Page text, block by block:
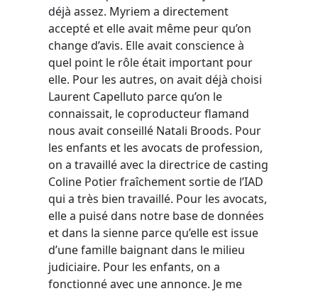
déjà assez. Myriem a directement
accepté et elle avait même peur qu’on
change d’avis. Elle avait conscience à
quel point le rôle était important pour
elle. Pour les autres, on avait déjà choisi
Laurent Capelluto parce qu’on le
connaissait, le coproducteur flamand
nous avait conseillé Natali Broods. Pour
les enfants et les avocats de profession,
on a travaillé avec la directrice de casting
Coline Potier fraîchement sortie de l’IAD
qui a très bien travaillé. Pour les avocats,
elle a puisé dans notre base de données
et dans la sienne parce qu’elle est issue
d’une famille baignant dans le milieu
judiciaire. Pour les enfants, on a
fonctionné avec une annonce. Je me